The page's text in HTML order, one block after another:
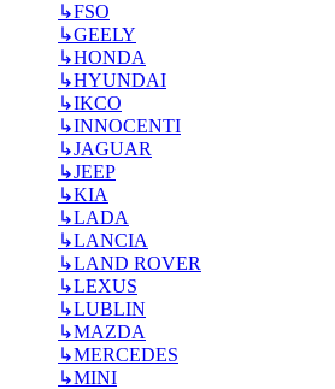
↳FSO
↳GEELY
↳HONDA
↳HYUNDAI
↳IKCO
↳INNOCENTI
↳JAGUAR
↳JEEP
↳KIA
↳LADA
↳LANCIA
↳LAND ROVER
↳LEXUS
↳LUBLIN
↳MAZDA
↳MERCEDES
↳MINI